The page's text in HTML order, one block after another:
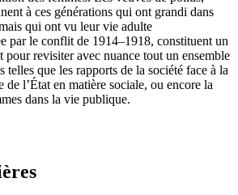
à ces générations qui ont grandi dans
qui ont vu leur vie adulte
par le conflit de 1914–1918, constituent un
pour revisiter avec nuance tout un ensemble
telles que les rapports de la société face à la
l’État en matière sociale, ou encore la
dans la vie publique.